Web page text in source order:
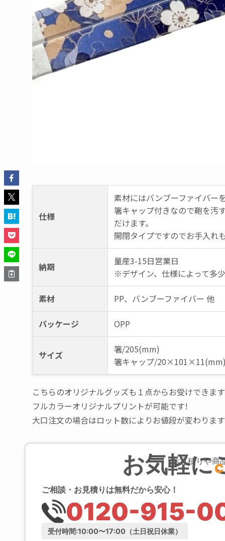
仕様
素材にはバンブーファイバー
箸キャップ付きなので鞄を汚
だけます。
開閉タイプですのでお手入れ
納期
量産3-15日営業日
※デザイン、仕様によって多
素材 PP、バンブーファイバー 他
パッケージ OPP
サイズ
箸/205(mm)
箸キャップ/
こちらのオリジナルグッズも１点からお受けできま
フルカラーオリジナルプリントが可能です!
大口注文の場合はロット数によりお値段が変わりま
お見積りや商
お気軽に
ご相談・お見積りは無料だから安心！
0120-915-
受付時間:10:00〜17:00（土日祝日休業）